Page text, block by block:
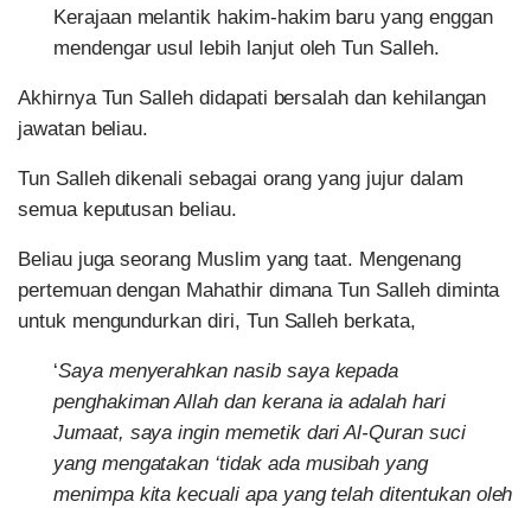
Kerajaan melantik hakim-hakim baru yang enggan
mendengar usul lebih lanjut oleh Tun Salleh.
Akhirnya Tun Salleh didapati bersalah dan kehilangan
jawatan beliau.
Tun Salleh dikenali sebagai orang yang jujur dalam
semua keputusan beliau.
Beliau juga seorang Muslim yang taat. Mengenang
pertemuan dengan Mahathir dimana Tun Salleh diminta
untuk mengundurkan diri, Tun Salleh berkata,
‘Saya menyerahkan nasib saya kepada
penghakiman Allah dan kerana ia adalah hari
Jumaat, saya ingin memetik dari Al-Quran suci
yang mengatakan ‘tidak ada musibah yang
menimpa kita kecuali apa yang telah ditentukan oleh